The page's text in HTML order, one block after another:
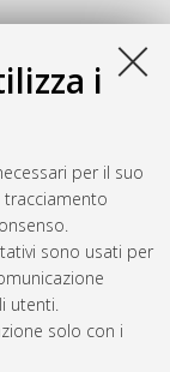
i
per il suo
sono usati per
utenti.
solo con i
Atom
RSS 1.0
8 20:42:40 2026
CEST